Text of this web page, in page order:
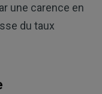
une carence en
du taux